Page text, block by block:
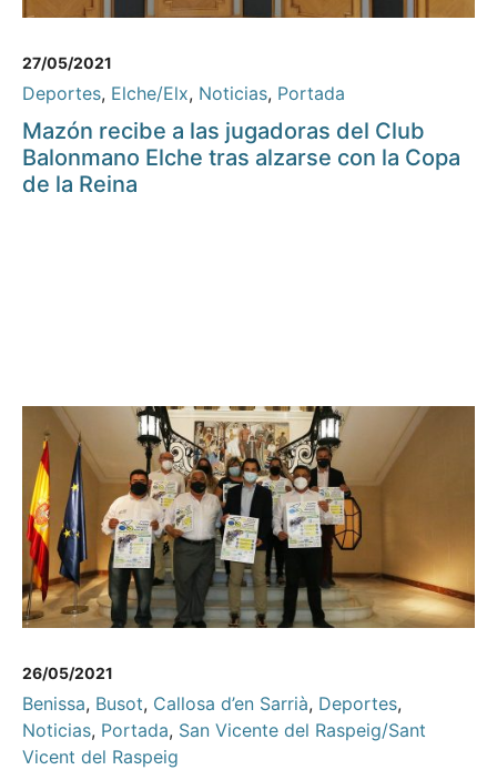
27/05/2021
Deportes, Elche/Elx, Noticias, Portada
Mazón recibe a las jugadoras del Club
Balonmano Elche tras alzarse con la Copa
de la Reina
26/05/2021
Benissa, Busot, Callosa d’en Sarrià, Deportes,
Noticias, Portada, San Vicente del Raspeig/Sant
Vicent del Raspeig